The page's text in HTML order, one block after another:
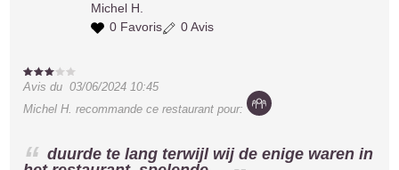
Michel H.
0 Favoris
0 Avis
Avis du03/06/2024 10:45
Michel H. recommande ce restaurant pour:
duurde te lang terwijl wij de enige waren in